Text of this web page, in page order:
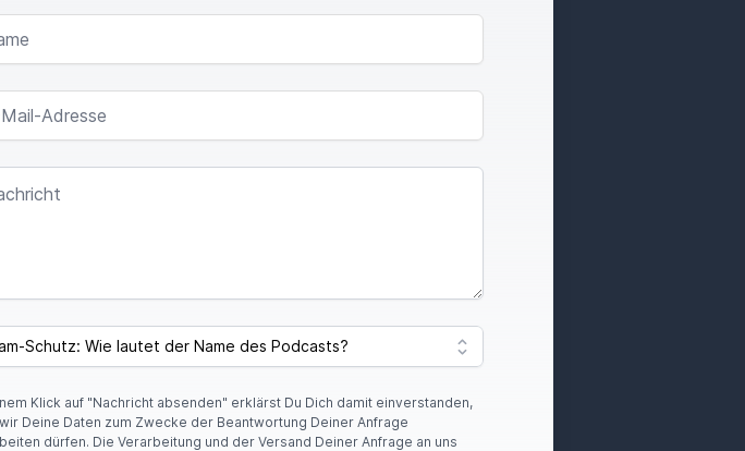
ADRESSE
CAPTCHA
Klick auf "Nachricht absenden" erklärst Du Dich damit einverstanden,
Deine Daten zum Zwecke der Beantwortung Deiner Anfrage
dürfen. Die Verarbeitung und der Versand Deiner Anfrage an uns